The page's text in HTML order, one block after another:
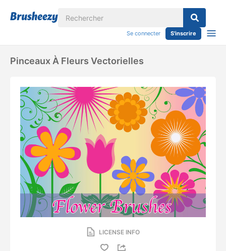
Se connecter S'inscrire
Pinceaux À Fleurs Vectorielles
LICENSE INFO